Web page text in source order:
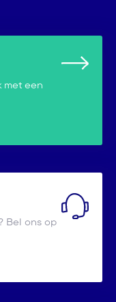
met een
Bel ons op